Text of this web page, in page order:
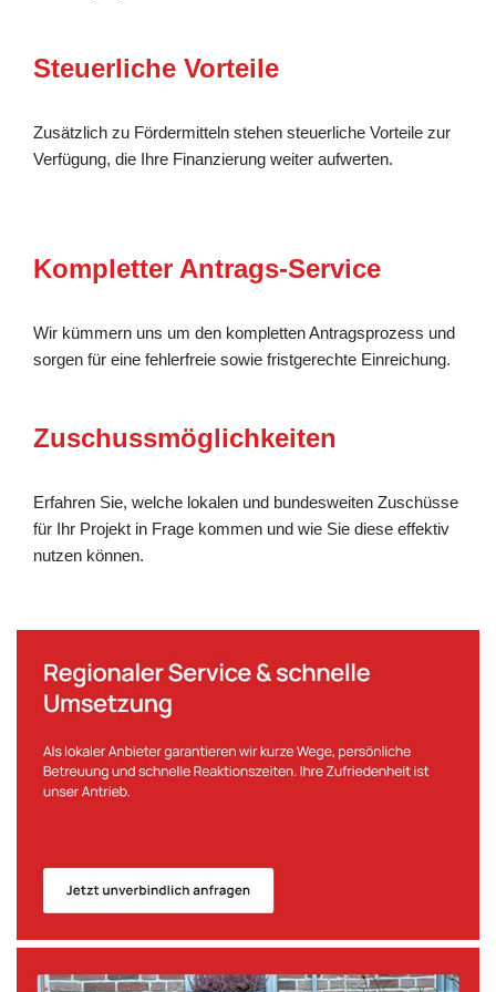
Steuerliche Vorteile
Zusätzlich zu Fördermitteln stehen steuerliche Vorteile zur
Verfügung, die Ihre Finanzierung weiter aufwerten.
Kompletter Antrags-Service
Wir kümmern uns um den kompletten Antragsprozess und
sorgen für eine fehlerfreie sowie fristgerechte Einreichung.
Zuschussmöglichkeiten
Erfahren Sie, welche lokalen und bundesweiten Zuschüsse
für Ihr Projekt in Frage kommen und wie Sie diese effektiv
nutzen können.